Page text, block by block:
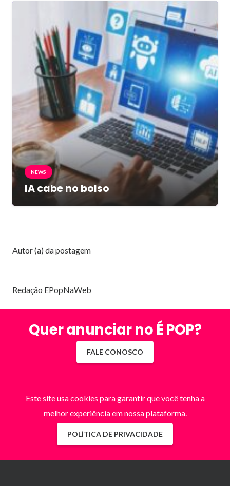
NEWS
IA cabe no bolso
Autor (a) da postagem
Redação EPopNaWeb
Quer anunciar no É POP?
FALE CONOSCO
Este site usa cookies para garantir que você tenha a
melhor experiência em nossa plataforma.
POLÍTICA DE PRIVACIDADE